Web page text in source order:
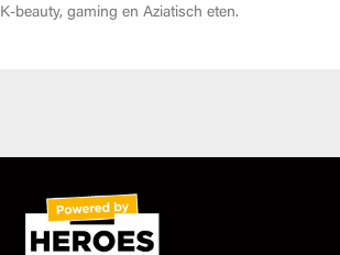
K-beauty, gaming en Aziatisch eten.